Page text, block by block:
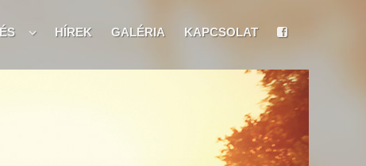
HÍREK GALÉRIA KAPCSOLAT